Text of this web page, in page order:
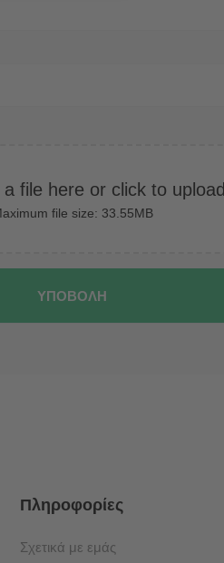
a file here or click to upload
file size: 33.55MB
ΥΠΟΒΟΛΗ
Πληροφορίες
Σχετικά με εμάς